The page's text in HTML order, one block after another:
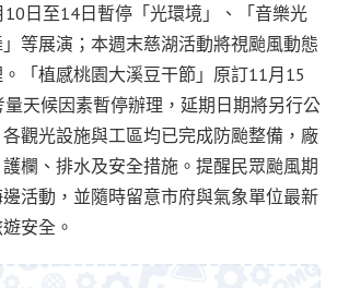
日至14日暫停「光環境」、「音樂光
等展演；本週末慈湖活動將視颱風動態
「植感桃園大溪豆干節」原訂11月15
量天候因素暫停辦理，延期日期將另行公
觀光設施與工區均已完成防颱整備，廠
欄、排水及安全措施。提醒民眾颱風期
活動，並隨時留意市府與氣象單位最新
安全。